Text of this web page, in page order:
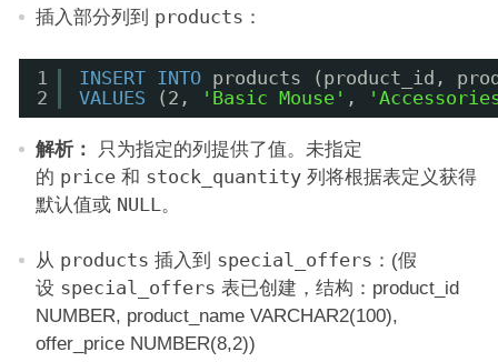
插入部分列到 products ：
1
2
INSERT INTO products (product_id,
VALUES
(2, 'Basic Mouse' ,
解析：
只为指定的列提供了值。未指定
的 price和 stock_quantity列将根据表定义获得
默认值或 NULL。
从 products 插入到 special_offers ：(假
设 special_offers 表已创建，结构：product_id
NUMBER, product_name VARCHAR2(100),
offer_price NUMBER(8,2))